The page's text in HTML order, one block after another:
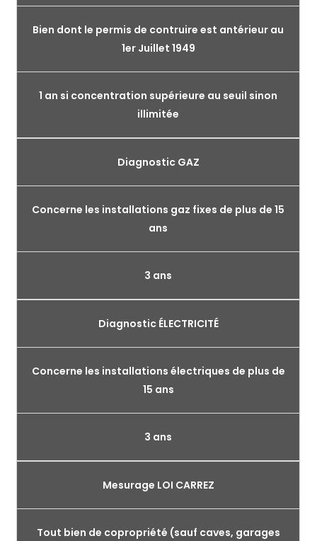
Bien dont le permis de contruire est antérieur au
1er Juillet 1949
1 an si concentration supérieure au seuil sinon
illimitée
Diagnostic GAZ
Concerne les installations gaz fixes de plus de 15
ans
3 ans
Diagnostic ÉLECTRICITÉ
Concerne les installations électriques de plus de
15 ans
3 ans
Mesurage LOI CARREZ
Tout bien de copropriété (sauf caves, garages